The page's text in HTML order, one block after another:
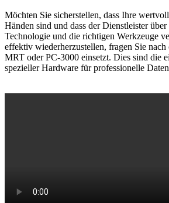
Möchten Sie sicherstellen, dass Ihre
Händen sind und dass der Dienstleister über
Technologie und die richtigen Werkzeuge
effektiv wiederherzustellen, fragen Sie
MRT oder PC-3000 einsetzt. Dies sind die
spezieller Hardware für professionelle